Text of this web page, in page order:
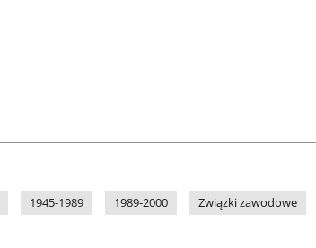
1945-1989 1989-2000 Związki zawodowe